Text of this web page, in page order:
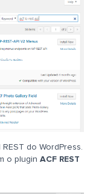
do WordPress.
o plugin ACF REST